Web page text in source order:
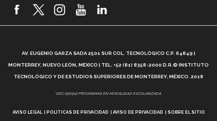
2026! (video)
¿Cómo es el Modelo Educativo Tec? (video)
Vida Tec: Feminismo e Inteligencia Artificial, Paola
AV. EUGENIO GARZA SADA 2501 SUR COL. TECNOLÓGICO C.P. 64849 |
MONTERREY, NUEVO LEÓN, MÉXICO | TEL. +52 (81) 8358-2000 D.R.© INSTITUTO
TECNOLÓGICO Y DE ESTUDIOS SUPERIORES DE MONTERREY, MÉXICO. 2018
*DEC-520912 PROGRAMAS EN MODALIDAD ESCOLARIZADA.
AVISO LEGAL POLÍTICAS DE PRIVACIDAD AVISO DE PRIVACIDAD SOBRE EL SITIO